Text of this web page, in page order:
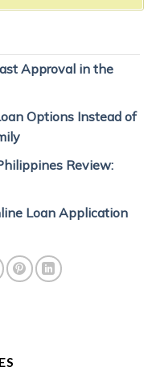
Approval in the
Options Instead of
Review:
Loan Application